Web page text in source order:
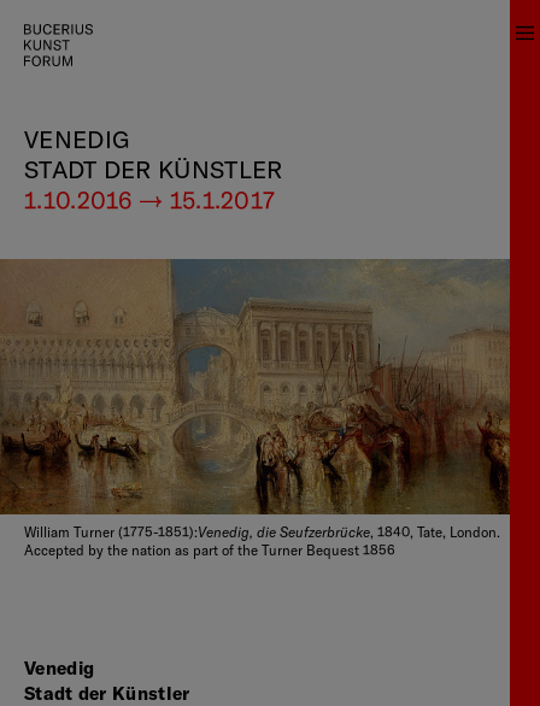
VENEDIG
STADT DER KÜNSTLER
1.10.2016 — 15.1.2017
William Turner (1775-1851):Venedig, die Seufzerbrücke, 1840, Tate, London.
Accepted by the nation as part of the Turner Bequest 1856
Venedig
Stadt der Künstler